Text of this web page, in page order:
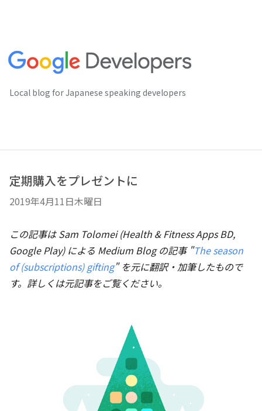
Local blog for Japanese speaking developers
定期購入をプレゼントに
2019年4月11日木曜日
この記事は Sam Tolomei (Health & Fitness Apps BD,
Google Play) による Medium Blog の記事 "The season
of (subscriptions) gifting" を元に翻訳・加筆したもので
す。詳しくは元記事をご覧ください。